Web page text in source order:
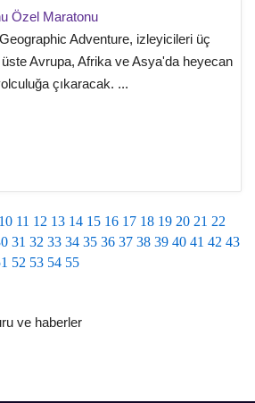
Özel Maratonu
Adventure, izleyicileri üç
Avrupa, Afrika ve Asya'da heyecan
çıkaracak. ...
10 11 12 13 14 15 16 17 18 19 20 21 22
31 32 33 34 35 36 37 38 39 40 41 42 43
52 53 54 55
ve haberler